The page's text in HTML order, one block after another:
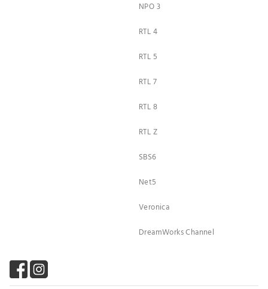
NPO 3
RTL 4
RTL 5
RTL 7
RTL 8
RTL Z
SBS6
Net5
Veronica
DreamWorks Channel